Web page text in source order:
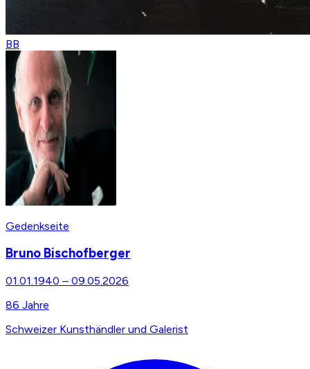
BB
Gedenkseite
Bruno Bischofberger
01.01.1940 – 09.05.2026
86 Jahre
Schweizer Kunsthändler und Galerist